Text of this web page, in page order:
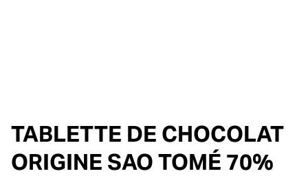
TABLETTE DE CHOCOLAT
ORIGINE SAO TOMÉ 70%